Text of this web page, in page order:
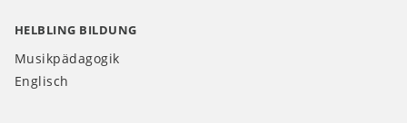
HELBLING BILDUNG
Musikpädagogik
Englisch